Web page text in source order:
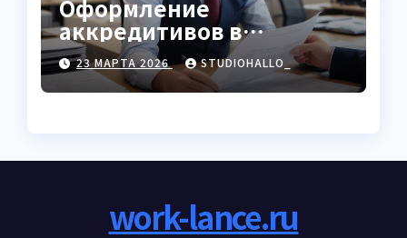
Оформление
аккредитивов в
международной
торговле
23 МАРТА 2026 STUDIOHALLO_
work-lance.ru